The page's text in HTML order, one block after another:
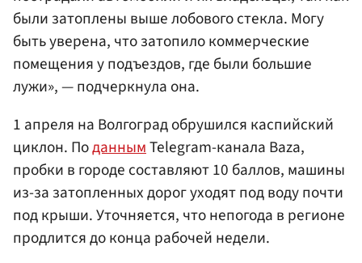
были затоплены выше лобового стекла. Могу
быть уверена, что затопило коммерческие
помещения у подъездов, где были большие
лужи», — подчеркнула она.
1 апреля на Волгоград обрушился каспийский
циклон. ПоданнымTelegram-канала Baza,
пробки в городе составляют 10 баллов, машины
из-за затопленных дорог уходят под воду почти
под крыши. Уточняется, что непогода в регионе
продлится до конца рабочей недели.